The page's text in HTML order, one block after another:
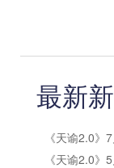
最新